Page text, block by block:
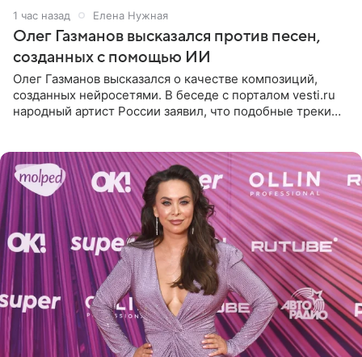
1 час назад Елена Нужная
Олег Газманов высказался против песен,
созданных с помощью ИИ
Олег Газманов высказался о качестве композиций,
созданных нейросетями. В беседе с порталом vesti.ru
народный артист России заявил, что подобные треки